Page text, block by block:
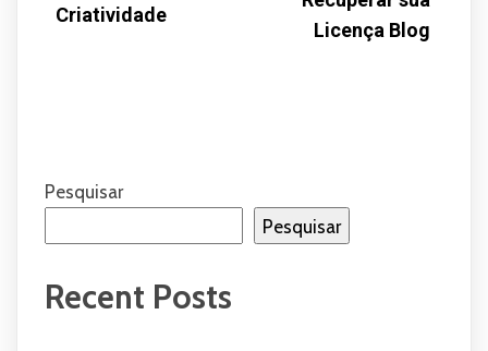
Criatividade
Licença Blog
Pesquisar
Pesquisar
Recent Posts